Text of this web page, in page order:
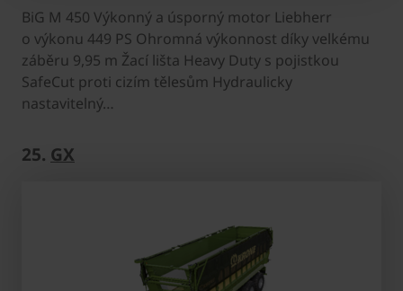
BiG M 450 Výkonný a úsporný motor Liebherr
o výkonu 449 PS Ohromná výkonnost díky velkému
záběru 9,95 m Žací lišta Heavy Duty s pojistkou
SafeCut proti cizím tělesům Hydraulicky
nastavitelný…
25. GX